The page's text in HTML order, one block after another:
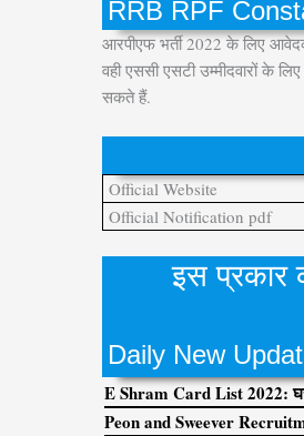
RRB RPF
आरपीएफ भर्ती 2022 के लिए
वही एससी एसटी उम्मीदवारों के
सकते हैं.
Official Website
Official Notification pdf
इस प्रकार
Daily New
E Shram Card List 2022:
Peon and Sweever